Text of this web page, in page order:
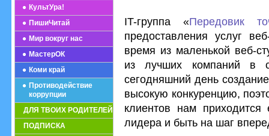
КультУра!
ПишиЧитай
Мир вокруг нас
МастерОК
Коми край
Противодействие
коррупции
ДЛЯ ТВОИХ РОДИТЕЛЕЙ
ПОДПИСКА
IT-группа «Передовик
предоставления услуг
время из маленькой веб-
из лучших компаний в
сегодняшний день
высокую конкуренцию,
клиентов нам приходится
лидера и быть на шаг